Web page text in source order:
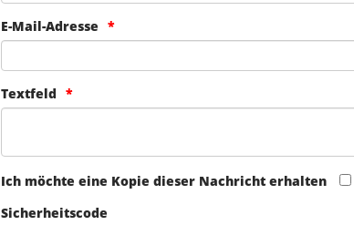
E-Mail-Adresse
Textfeld
Ich möchte eine Kopie dieser Nachricht erhalten
Sicherheitscode